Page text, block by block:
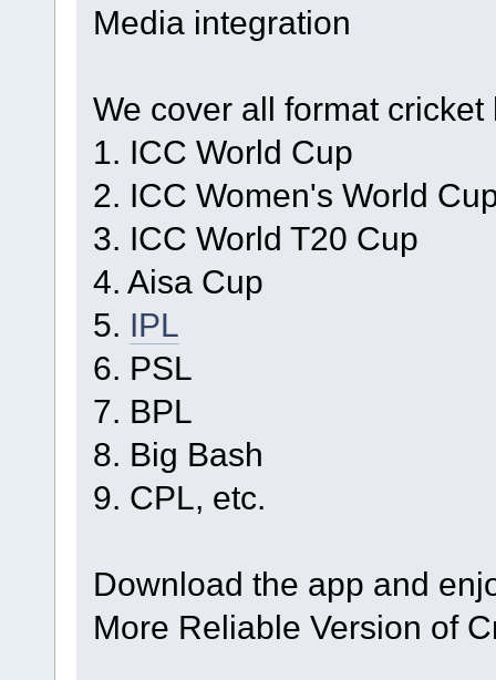
Media integration
We cover all format cricket
1. ICC World Cup
2. ICC Women's World
3. ICC World T20 Cup
4. Aisa Cup
5. IPL
6. PSL
7. BPL
8. Big Bash
9. CPL, etc.
Download the app and
More Reliable Version of